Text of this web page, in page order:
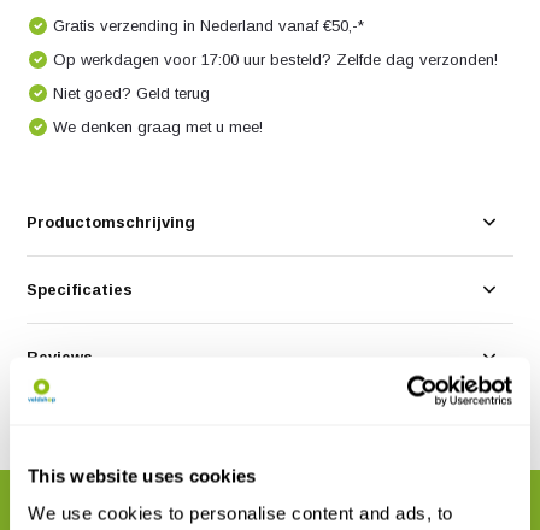
This website uses cookies
We use cookies to personalise content and ads, to
Gratis verzending in Nederland vanaf €50,-*
Op werkdagen voor 17:00 uur besteld? Zelfde dag verzonden!
Niet goed? Geld terug
We denken graag met u mee!
Productomschrijving
Specificaties
Reviews
GERELATEERDE PRODUCTEN